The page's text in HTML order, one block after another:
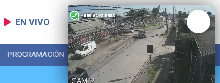
EN VIVO
PROGRAMACIÓN LOCAL DEPORTES